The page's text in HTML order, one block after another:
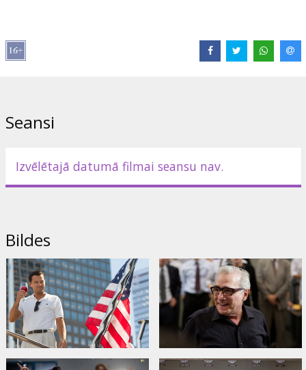
žanrā) - Leonardo DiCaprio!
Di Kaprio), kurš kļūst par vienu no veiksmīgākajiem brokeriem
Volstrītā. Desmit gadus vēlāk viņa veiksmes impērija sāk brukt, un
Filma uzņemta pēc Džordana Belforta autobiogrāfijām „The Wolf
of Wall street” un „Catching the Wolf of Wall Street”.
Izplatītājs: Forum Cinemas, SIA
Režisors: Martin Scorsese
Lomās: Leonardo DiCaprio,Matthew McConaughey, Jonah Hill,
Jon Favreau,Margot Robbie,Spike Jonze
Jon Bernthal
Saites:
IMDB,Oficiālā mājas lapa Facebook
Seansi
Izvēlētajā datumā filmai seansu nav.
Bildes